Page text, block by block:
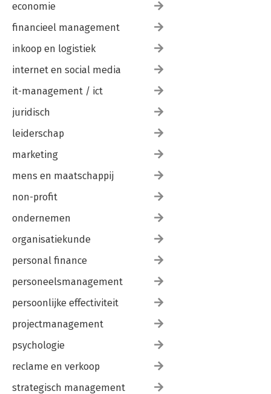
economie
financieel management
inkoop en logistiek
internet en social media
it-management / ict
juridisch
leiderschap
marketing
mens en maatschappij
non-profit
ondernemen
organisatiekunde
personal finance
personeelsmanagement
persoonlijke effectiviteit
projectmanagement
psychologie
reclame en verkoop
strategisch management